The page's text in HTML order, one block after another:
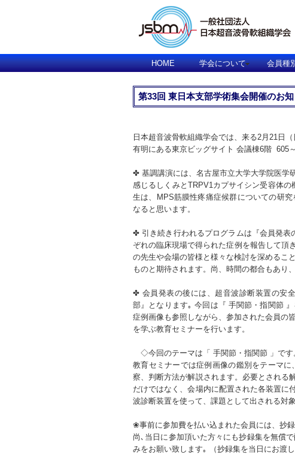
HOME 学会について 会員種
第33回 東日本支部学術集会開催のお
日本超音波骨軟組織学会では、来る2月21日
有明にある東京ビッグサイト 会議棟6階 605
✤ 基調講演には、名古屋市立大学大学院医学
感じるしくみとTRPV1カプサイシン受容体
生は、MPS筋膜性疼痛症候群についての研
なると思います。
✤ 引き続き行われるプログラムは『会員発表
ぞれの臨床現場で得られた症例を報告して頂
の先生や会場の皆様と様々な検討を深めるこ
ものと期待されます。尚、時間の都合もあり
✤ 会員発表の後には、超音波診断装置の安
部』となります｡ 今回は『 手関節・指関節
症例画像も参照しながら、参加された会員の
を学ぶ教育セミナーを行います。
◇今回のテーマは「 手関節・指関節 」です
教育セミナーでは症例画像の鑑別をテーマ
察、判断方法が解説されます。必要とされる
だけではなく、会場内に配置された各装置に
波診断装置を使って、課題として出される対
❀事前に参加費を払い込まれた会員には、抄
尚､当日に参加頂いた方々にも抄録集を無償
みをお願い致します｡ （抄録集を当日にお渡